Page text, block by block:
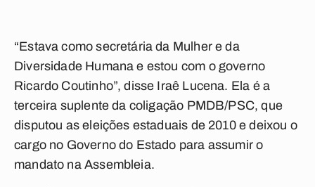
“Estava como secretária da Mulher e da
Diversidade Humana e estou com o governo
Ricardo Coutinho”, disse Iraê Lucena. Ela é a
terceira suplente da coligação PMDB/PSC, que
disputou as eleições estaduais de 2010 e deixou o
cargo no Governo do Estado para assumir o
mandato na Assembleia.